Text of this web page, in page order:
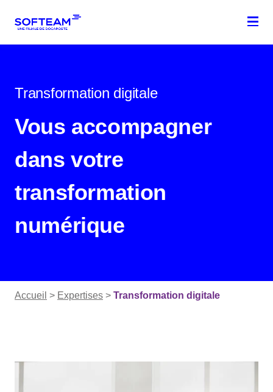
Menu
Transformation digitale
Vous accompagner
dans votre
transformation
numérique
Accueil > Expertises > Transformation digitale